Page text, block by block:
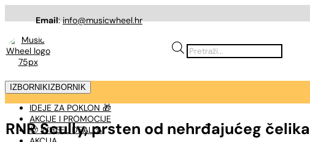
Email: info@musicwheel.hr
Products
search
IZBORNIK IZBORNIK
IDEJE ZA POKLON 🎁
AKCIJE I PROMOCIJE
🤠 WHEEL DEAL %
RNR Scully, prsten od nehrđajućeg čelika